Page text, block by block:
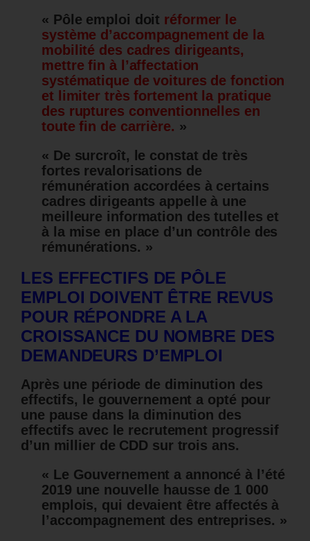
« Pôle emploi doit réformer le
système d’accompagnement de la
mobilité des cadres dirigeants,
mettre fin à l’affectation
systématique de voitures de fonction
et limiter très fortement la pratique
des ruptures conventionnelles en
toute fin de carrière. »
« De surcroît, le constat de très
fortes revalorisations de
rémunération accordées à certains
cadres dirigeants appelle à une
meilleure information des tutelles et
à la mise en place d’un contrôle des
rémunérations. »
LES EFFECTIFS DE PÔLE
EMPLOI DOIVENT ÊTRE REVUS
POUR RÉPONDRE A LA
CROISSANCE DU NOMBRE DES
DEMANDEURS D’EMPLOI
Après une période de diminution des
effectifs, le gouvernement a opté pour
une pause dans la diminution des
effectifs avec le recrutement progressif
d’un millier de CDD sur trois ans.
« Le Gouvernement a annoncé à l’été
2019 une nouvelle hausse de 1 000
emplois, qui devaient être affectés à
l’accompagnement des entreprises. »